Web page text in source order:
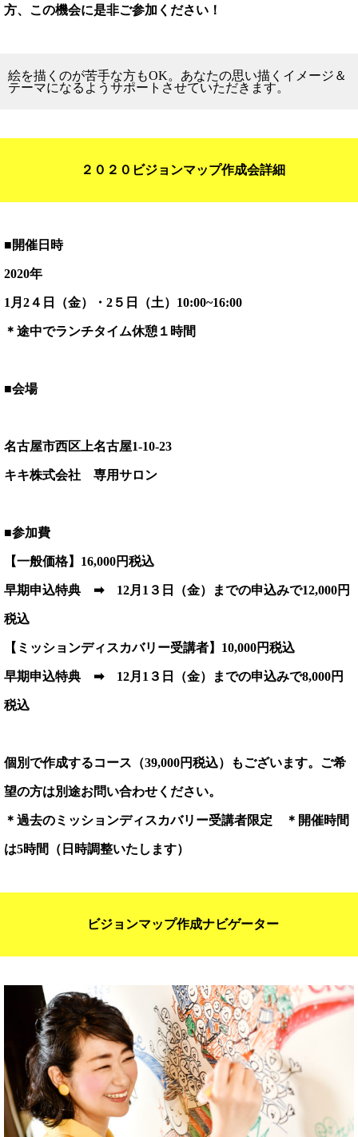
方、この機会に是非ご参加ください！
絵を描くのが苦手な方もOK。あなたの思い描くイメージ＆
テーマになるようサポートさせていただきます。
２０２０ビジョンマップ作成会詳細
■開催日時
2020年
1月2４日（金）・2５日（土） 10:00~16:00
＊途中でランチタイム休憩１時間
■会場
名古屋市西区上名古屋1-10-23
キキ株式会社 専用サロン
■参加費
【一般価格】 16,000円税込
早期申込特典 ➡ 12月1３日（金）までの申込みで12,000円
税込
【ミッションディスカバリー受講者】10,000円税込
早期申込特典 ➡ 12月1３日（金）までの申込みで8,000円
税込
個別で作成するコース（39,000円税込）もございます。ご希
望の方は別途お問い合わせください。
＊過去のミッションディスカバリー受講者限定 ＊開催時間
は5時間（日時調整いたします）
ビジョンマップ作成ナビゲーター